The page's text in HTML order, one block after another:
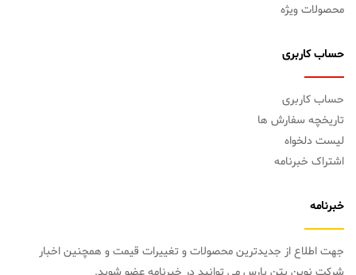
محصولات ویژه
حساب کاربری
حساب کاربری
تاریخچه سفارش ها
لیست دلخواه
اشتراک خبرنامه
خبرنامه
جهت اطلاع از جدیدترین محصولات و تغییرات قیمت و همچنین اخبار